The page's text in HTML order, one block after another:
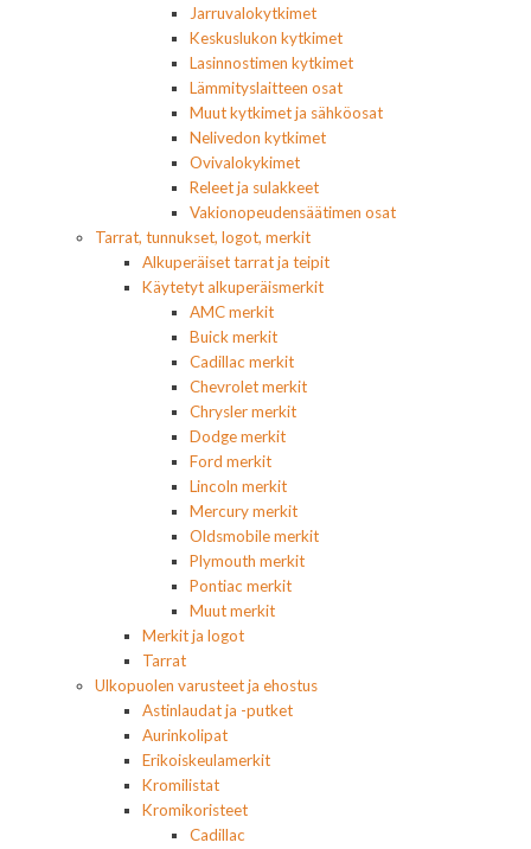
Jarruvalokytkimet
Keskuslukon kytkimet
Lasinnostimen kytkimet
Lämmityslaitteen osat
Muut kytkimet ja sähköosat
Nelivedon kytkimet
Ovivalokykimet
Releet ja sulakkeet
Vakionopeudensäätimen osat
Tarrat, tunnukset, logot, merkit
Alkuperäiset tarrat ja teipit
Käytetyt alkuperäismerkit
AMC merkit
Buick merkit
Cadillac merkit
Chevrolet merkit
Chrysler merkit
Dodge merkit
Ford merkit
Lincoln merkit
Mercury merkit
Oldsmobile merkit
Plymouth merkit
Pontiac merkit
Muut merkit
Merkit ja logot
Tarrat
Ulkopuolen varusteet ja ehostus
Astinlaudat ja -putket
Aurinkolipat
Erikoiskeulamerkit
Kromilistat
Kromikoristeet
Cadillac